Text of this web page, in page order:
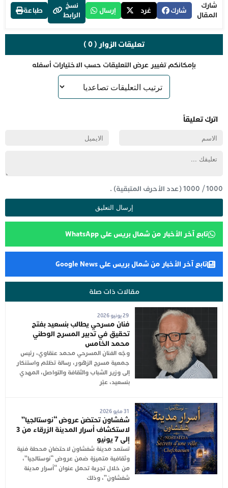
شارك
المقال
شارك غرد إرسال
نسخ
الرابط
طباعة
تعليقات الزوار ( 0 )
بإمكانكم تغيير عرض التعليقات حسب الاختيارات أسفله
اترك تعليقاً
1000
/
1000(عدد الأحرف المتبقية) .
تابع آخر الأخبار من شمال بريس على WhatsApp
تابع آخر الأخبار من شمال بريس على Google News
مقالات ذات صلة
29 يونيو 2026
فنان مسرحي يطالب بنسعيد بفتح
تحقيق في تدبير المسرح الوطني
محمد الخامس
وجّه الفنان المسرحي محمد عنقاوي، رئيس
جمعية مسرح الزهور، رسالة تظلم واستنكار
إلى وزير الشباب والثقافة والتواصل، المهدي
بنسعيد، عبّر
31 مايو 2026
شفشاون تحتضن عروض “نوستالجيا”
لاستكشاف أسرار المدينة الزرقاء من 3
إلى 7 يونيو
تستعد مدينة شفشاون لاحتضان محطة فنية
وثقافية متميزة ضمن عروض “نوستالجيا”،
من خلال تجربة تحمل عنوان “أسرار مدينة
شفشاون”، وذلك